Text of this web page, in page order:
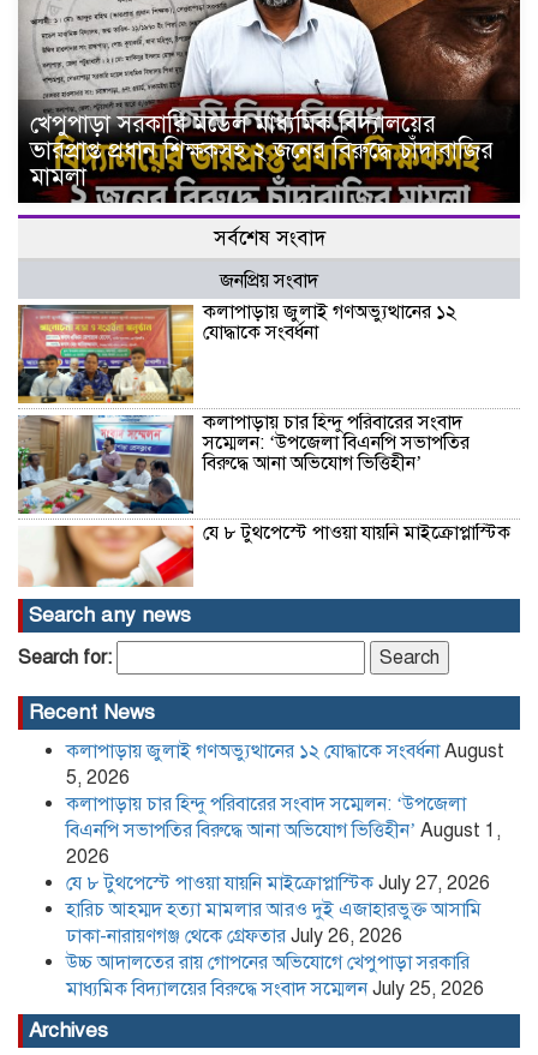
খেপুপাড়া সরকারি মডেল মাধ্যমিক বিদ্যালয়ের
ভারপ্রাপ্ত প্রধান শিক্ষকসহ ২ জনের বিরুদ্ধে চাঁদাবাজির
মামলা
সর্বশেষ সংবাদ
জনপ্রিয় সংবাদ
কলাপাড়ায় জুলাই গণঅভ্যুত্থানের ১২
যোদ্ধাকে সংবর্ধনা
কলাপাড়ায় চার হিন্দু পরিবারের সংবাদ
সম্মেলন: ‘উপজেলা বিএনপি সভাপতির
বিরুদ্ধে আনা অভিযোগ ভিত্তিহীন’
যে ৮ টুথপেস্টে পাওয়া যায়নি মাইক্রোপ্লাস্টিক
হারিচ আহম্মদ হত্যা মামলার আরও দুই
এজাহারভুক্ত আসামি ঢাকা-নারায়ণগঞ্জ থেকে
উচ্চ আদালতের রায় গোপনের অভিযোগে
বিরুদ্ধে সংবাদ সম্মেলন
২০২৬-২০২৭ কমিটি গঠন
পদত্যাগ করলেন রাষ্ট্রপতি
Search any news
Search for:
Recent News
কলাপাড়ায় জুলাই গণঅভ্যুত্থানের ১২ যোদ্ধাকে সংবর্ধনা August
5, 2026
কলাপাড়ায় চার হিন্দু পরিবারের সংবাদ সম্মেলন: ‘উপজেলা
বিএনপি সভাপতির বিরুদ্ধে আনা অভিযোগ ভিত্তিহীন’ August 1,
2026
যে ৮ টুথপেস্টে পাওয়া যায়নি মাইক্রোপ্লাস্টিক July 27, 2026
হারিচ আহম্মদ হত্যা মামলার আরও দুই এজাহারভুক্ত আসামি
ঢাকা-নারায়ণগঞ্জ থেকে গ্রেফতার July 26, 2026
উচ্চ আদালতের রায় গোপনের অভিযোগে খেপুপাড়া সরকারি
মাধ্যমিক বিদ্যালয়ের বিরুদ্ধে সংবাদ সম্মেলন July 25, 2026
Archives